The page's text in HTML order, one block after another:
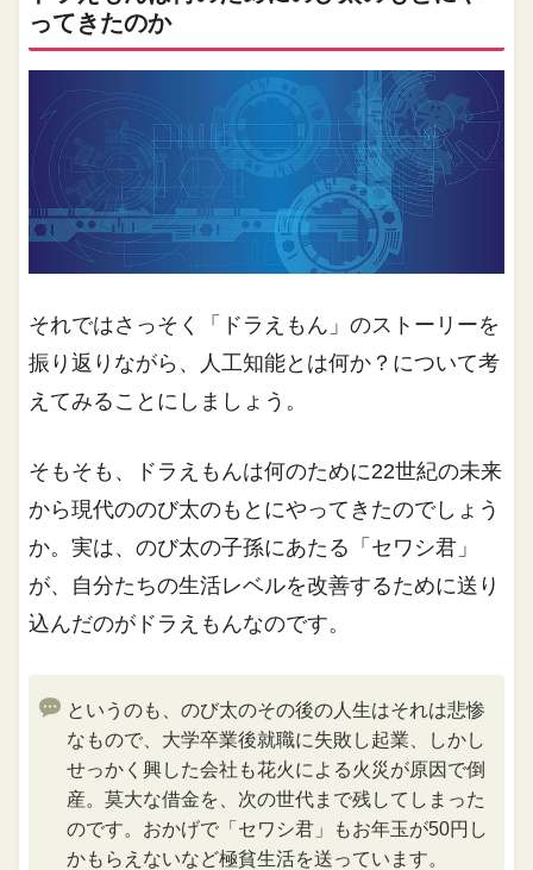
ってきたのか
それではさっそく「ドラえもん」のストーリーを
振り返りながら、人工知能とは何か？について考
えてみることにしましょう。
そもそも、ドラえもんは何のために22世紀の未来
から現代ののび太のもとにやってきたのでしょう
か。実は、のび太の子孫にあたる「セワシ君」
が、自分たちの生活レベルを改善するために送り
込んだのがドラえもんなのです。
というのも、のび太のその後の人生はそれは悲惨
なもので、大学卒業後就職に失敗し起業、しかし
せっかく興した会社も花火による火災が原因で倒
産。莫大な借金を、次の世代まで残してしまった
のです。おかげで「セワシ君」もお年玉が50円し
かもらえないなど極貧生活を送っています。